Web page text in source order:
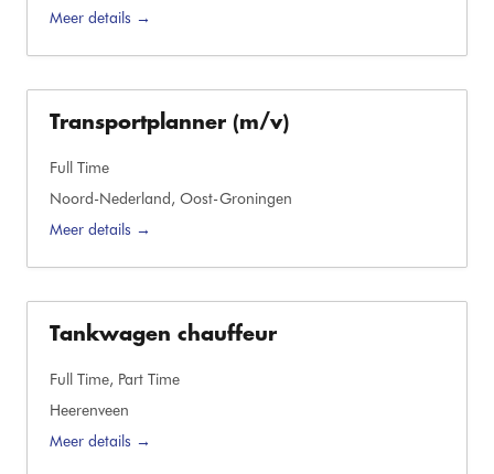
Meer details
Transportplanner (m/v)
Full Time
Noord-Nederland Oost-Groningen
Meer details
Tankwagen chauffeur
Full Time Part Time
Heerenveen
Meer details